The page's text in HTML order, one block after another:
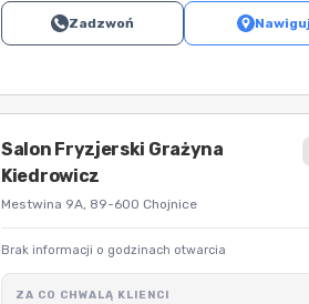
Zadzwoń Nawiguj
Salon Fryzjerski Grażyna
Kiedrowicz
Mestwina 9A, 89-600 Chojnice
Brak informacji o godzinach otwarcia
ZA CO CHWALĄ KLIENCI